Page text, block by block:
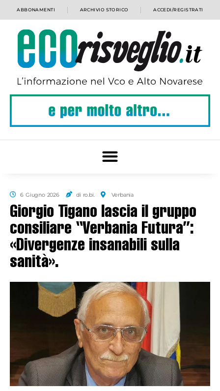
ABBONAMENTI ARCHIVIO STORICO ACCEDI/REGISTRATI
6 Giugno 2026 di ro.bi. Verbania
Giorgio Tigano lascia il gruppo
consiliare “Verbania Futura”:
«Divergenze insanabili sulla
sanità».